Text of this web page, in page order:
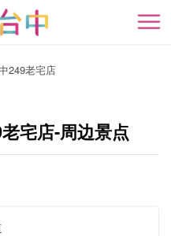
开
249老宅店
宅店-周边景点